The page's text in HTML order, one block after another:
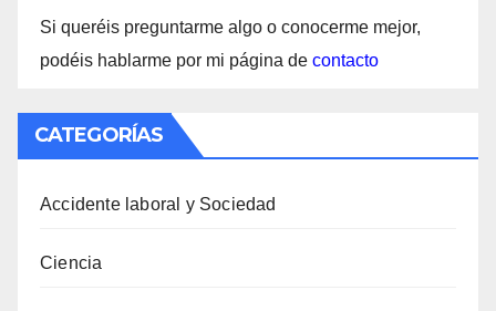
Si queréis preguntarme algo o conocerme mejor,
podéis hablarme por mi página de contacto
CATEGORÍAS
Accidente laboral y Sociedad
Ciencia